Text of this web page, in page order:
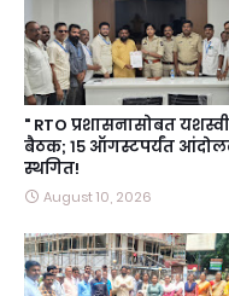
" RTO प्रशासनासोबत यशस्वी
बैठक; १५ ऑगस्टपर्यंत
स्थगित!
August 10, 2026